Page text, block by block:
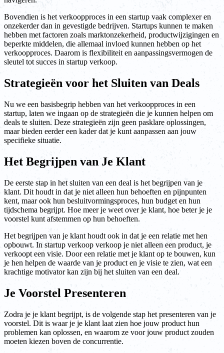
Bovendien is het verkoopproces in een startup vaak complexer en
onzekerder dan in gevestigde bedrijven. Startups kunnen te maken
hebben met factoren zoals marktonzekerheid, productwijzigingen en
beperkte middelen, die allemaal invloed kunnen hebben op het
verkoopproces. Daarom is flexibiliteit en aanpassingsvermogen de
sleutel tot succes in startup verkoop.
Strategieën voor het Sluiten van Deals
Nu we een basisbegrip hebben van het verkoopproces in een
startup, laten we ingaan op de strategieën die je kunnen helpen om
deals te sluiten. Deze strategieën zijn geen pasklare oplossingen,
maar bieden eerder een kader dat je kunt aanpassen aan jouw
specifieke situatie.
Het Begrijpen van Je Klant
De eerste stap in het sluiten van een deal is het begrijpen van je
klant. Dit houdt in dat je niet alleen hun behoeften en pijnpunten
kent, maar ook hun besluitvormingsproces, hun budget en hun
tijdschema begrijpt. Hoe meer je weet over je klant, hoe beter je je
voorstel kunt afstemmen op hun behoeften.
Het begrijpen van je klant houdt ook in dat je een relatie met hen
opbouwt. In startup verkoop verkoop je niet alleen een product, je
verkoopt een visie. Door een relatie met je klant op te bouwen, kun
je hen helpen de waarde van je product en je visie te zien, wat een
krachtige motivator kan zijn bij het sluiten van een deal.
Je Voorstel Presenteren
Zodra je je klant begrijpt, is de volgende stap het presenteren van je
voorstel. Dit is waar je je klant laat zien hoe jouw product hun
problemen kan oplossen, en waarom ze voor jouw product zouden
moeten kiezen boven de concurrentie.